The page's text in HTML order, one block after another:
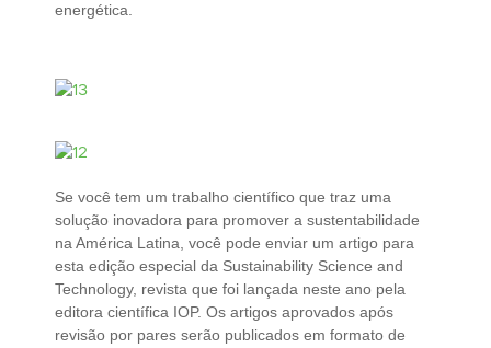
energética.
Se você tem um trabalho científico que traz uma
solução inovadora para promover a sustentabilidade
na América Latina, você pode enviar um artigo para
esta edição especial da Sustainability Science and
Technology, revista que foi lançada neste ano pela
editora científica IOP. Os artigos aprovados após
revisão por pares serão publicados em formato de